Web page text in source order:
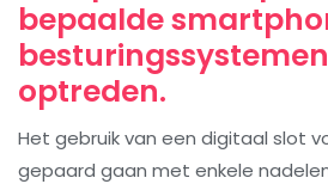
bepaalde
optreden.
Het gebruik van een digitaal slot
gepaard gaan met enkele